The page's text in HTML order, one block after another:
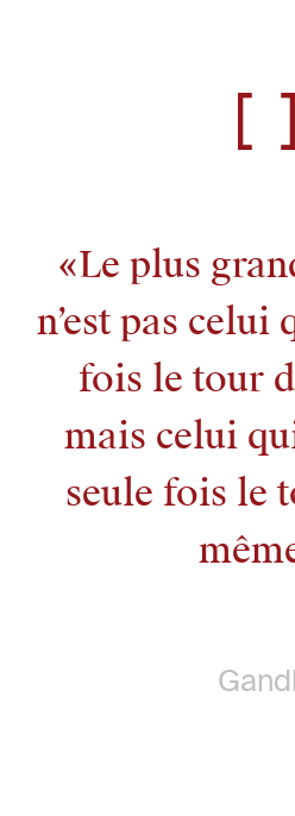
Le plus
n’est pas
fois le tour
mais celui
seule fois le